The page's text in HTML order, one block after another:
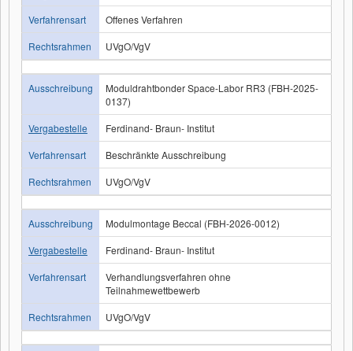
Verfahrensart
Offenes Verfahren
Rechtsrahmen
UVgO/VgV
Ausschreibung
Moduldrahtbonder Space-Labor RR3 (FBH-2025-
0137)
Vergabestelle
Ferdinand- Braun- Institut
Verfahrensart
Beschränkte Ausschreibung
Rechtsrahmen
UVgO/VgV
Ausschreibung
Modulmontage Beccal (FBH-2026-0012)
Vergabestelle
Ferdinand- Braun- Institut
Verfahrensart
Verhandlungsverfahren ohne
Teilnahmewettbewerb
Rechtsrahmen
UVgO/VgV